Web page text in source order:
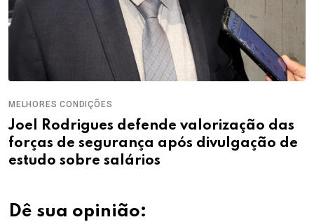
MELHORES CONDIÇÕES
Joel Rodrigues defende valorização das
forças de segurança após divulgação de
estudo sobre salários
Dê sua opinião: